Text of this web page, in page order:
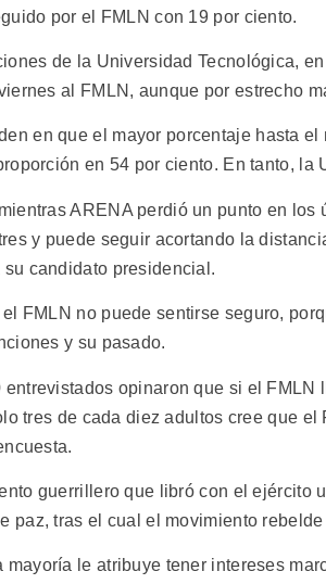
por el FMLN con 19 por ciento.
de la Universidad Tecnológica,
al FMLN, aunque por estrecho
en que el mayor porcentaje hasta
en 54 por ciento. En tanto, la
ARENA perdió un punto en los
y puede seguir acortando la
candidato presidencial.
FMLN no puede sentirse seguro,
y su pasado.
opinaron que si el FMLN
tres de cada diez adultos cree que el
guerrillero que libró con el ejército
paz, tras el cual el movimiento
mayoría le atribuye tener intereses